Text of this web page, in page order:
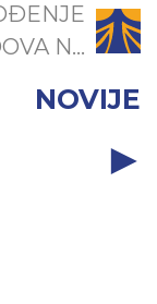
N...
NOVIJE